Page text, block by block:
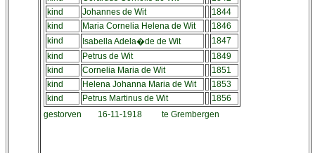
kind
Johannes de Wit
1844
kind
Maria Cornelia Helena de Wit
1846
kind
Isabella Adela�de de Wit
1847
kind
Petrus de Wit
1849
kind
Cornelia Maria de Wit
1851
kind
Helena Johanna Maria de Wit
1853
kind
Petrus Martinus de Wit
1856
gestorven
16-11-1918 te Grembergen